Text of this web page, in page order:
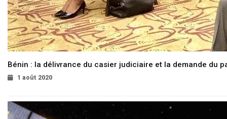
Bénin : la délivrance du casier judiciaire et la demande du
1 août 2020